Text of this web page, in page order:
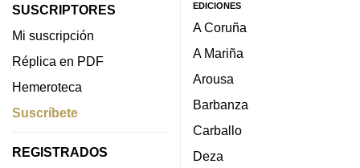
SUSCRIPTORES
Mi suscripción
Réplica en PDF
Hemeroteca
Suscríbete
REGISTRADOS
EDICIONES
A Coruña
A Mariña
Arousa
Barbanza
Carballo
Deza